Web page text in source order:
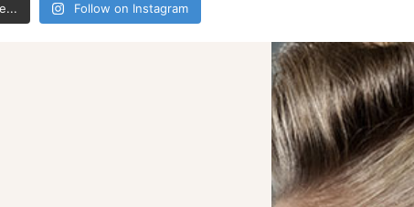
Follow on Instagram